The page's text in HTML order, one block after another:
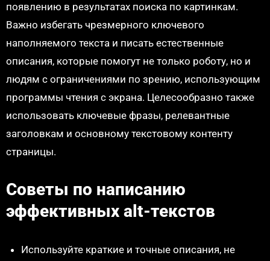
появлению в результатах поиска по картинкам.
Важно избегать чрезмерного ключевого
наполняемого текста и писать естественные
описания, которые помогут не только роботу, но и
людям с ограничениями по зрению, использующим
программы чтения с экрана. Целесообразно также
использовать ключевые фразы, релевантные
заголовкам и основному текстовому контенту
страницы.
Советы по написанию
эффективных alt-текстов
Используйте краткие и точные описания, не